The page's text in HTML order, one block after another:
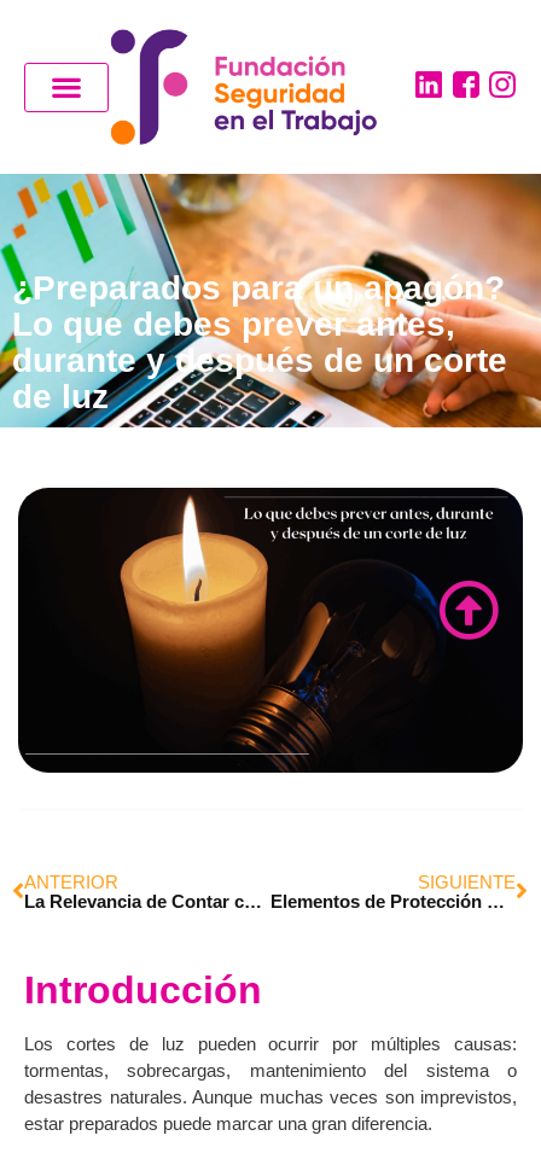
¿Preparados para un apagón?
Lo que debes prever antes,
durante y después de un corte
de luz
ANTERIOR
La Relevancia de Contar con un DEA en el Trabajo
SIGUIENTE
Elementos de Protección Personal (EPP): Más allá de la norma, hacia una cultura preventiva
Introducción
Los cortes de luz pueden ocurrir por múltiples causas:
tormentas, sobrecargas, mantenimiento del sistema o
desastres naturales. Aunque muchas veces son imprevistos,
estar preparados puede marcar una gran diferencia.